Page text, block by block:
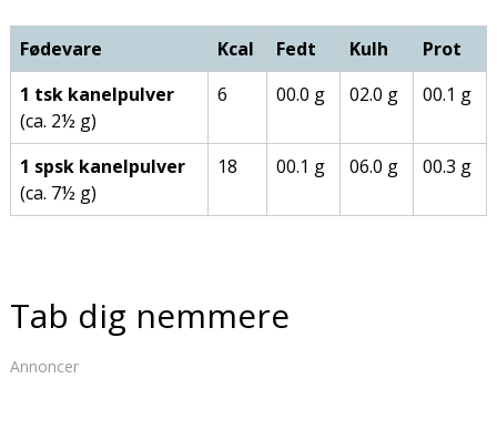
Fødevare Kcal Fedt Kulh
Prot
1 tsk kanelpulver
(ca. 2½ g)
6 00.0 g 02.0 g 00.1 g
1 spsk kanelpulver
(ca. 7½ g)
18 00.1 g 06.0 g 00.3 g
Tab dig nemmere
Annoncer